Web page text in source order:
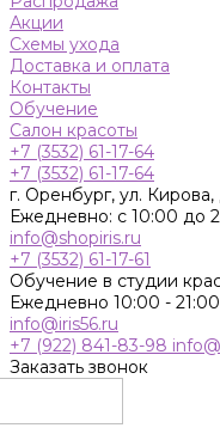
Акции
Схемы ухода
Доставка и оплата
Контакты
Обучение
Салон красоты
+7 (3532) 61-17-64
+7 (3532) 61-17-64
г. Оренбург, ул.
Ежедневно: с 10:00 до
info@shopiris.ru
+7 (3532) 61-17-61
Обучение в студии
Ежедневно 10:00 - 21:00
info@iris56.ru
+7 (922) 841-83-98
Заказать звонок